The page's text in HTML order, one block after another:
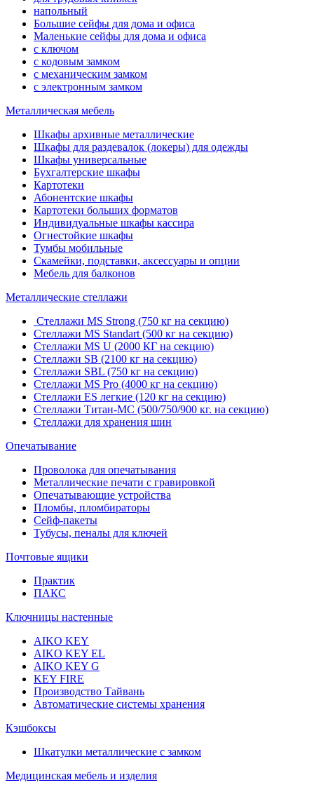
напольный
Большие сейфы для дома и офиса
Маленькие сейфы для дома и офиса
с ключом
с кодовым замком
с механическим замком
с электронным замком
Металлическая мебель
Шкафы архивные металлические
Шкафы для раздевалок (локеры) для одежды
Шкафы универсальные
Бухгалтерские шкафы
Картотеки
Абонентские шкафы
Картотеки больших форматов
Индивидуальные шкафы кассира
Огнестойкие шкафы
Тумбы мобильные
Скамейки, подставки, аксессуары и опции
Мебель для балконов
Металлические стеллажи
Стеллажи MS Strong (750 кг на секцию)
Стеллажи MS Standart (500 кг на секцию)
Стеллажи MS U (2000 КГ на секцию)
Стеллажи SB (2100 кг на секцию)
Стеллажи SBL (750 кг на секцию)
Стеллажи MS Pro (4000 кг на секцию)
Стеллажи ES легкие (120 кг на секцию)
Стеллажи Титан-МС (500/750/900 кг. на секцию)
Стеллажи для хранения шин
Опечатывание
Проволока для опечатывания
Металлические печати с гравировкой
Опечатывающие устройства
Пломбы, пломбираторы
Сейф-пакеты
Тубусы, пеналы для ключей
Почтовые ящики
Практик
ПАКС
Ключницы настенные
AIKO KEY
AIKO KEY EL
AIKO KEY G
KEY FIRE
Производство Тайвань
Автоматические системы хранения
Кэшбоксы
Шкатулки металлические с замком
Медицинская мебель и изделия